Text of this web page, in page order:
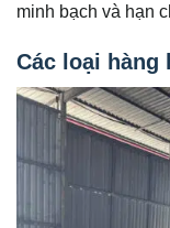
minh bạch và hạn
Các loại hàng